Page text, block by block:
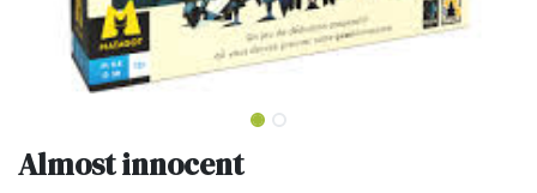
Almost innocent